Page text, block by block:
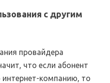
с другим
провайдера
что если абонент
интернет-компанию, то